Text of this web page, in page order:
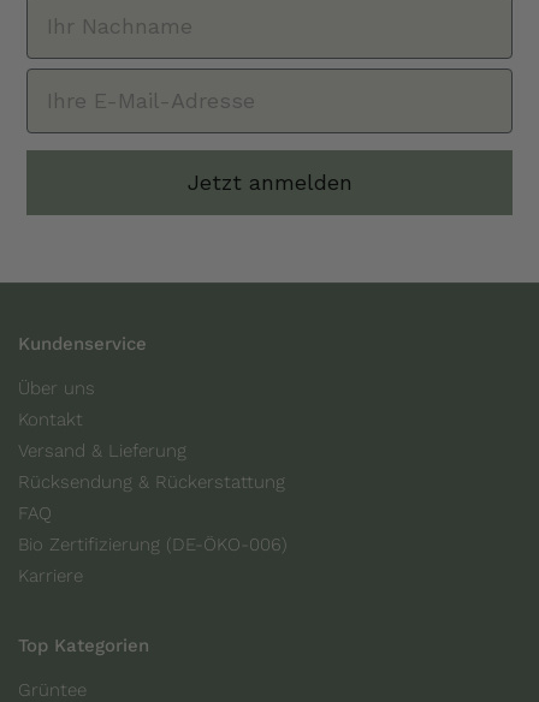
Jetzt anmelden
Kundenservice
Über uns
Kontakt
Versand & Lieferung
Rücksendung & Rückerstattung
FAQ
Bio Zertifizierung (DE-ÖKO-006)
Karriere
Top Kategorien
Grüntee